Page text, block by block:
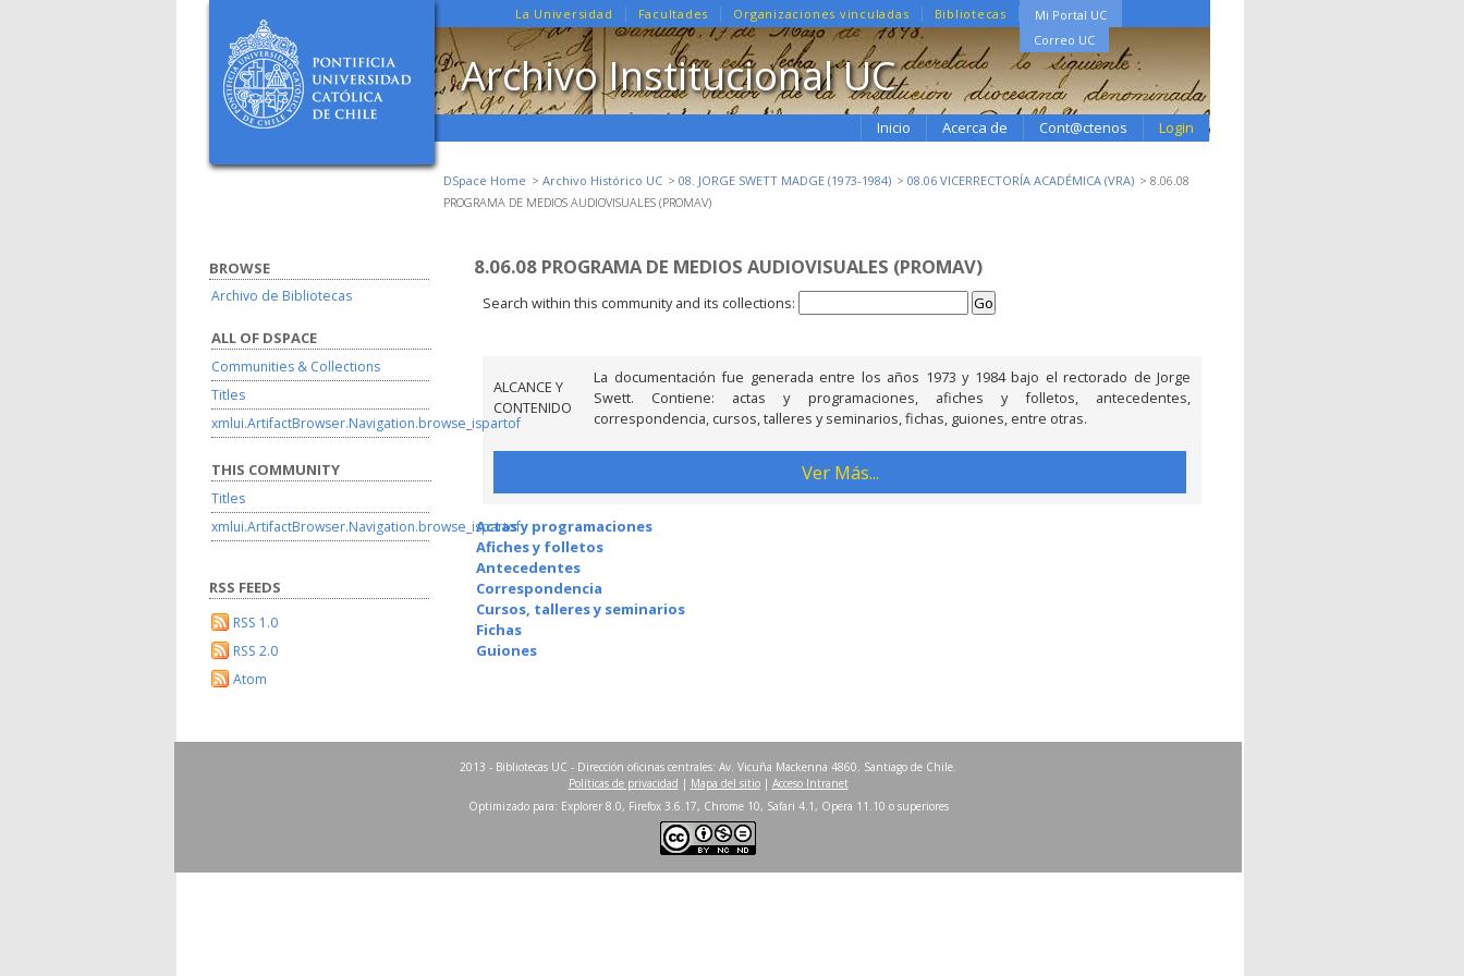
Mi Portal UC
Correo UC
La Universidad Facultades Organizaciones vinculadas Bibliotecas
Archivo Institucional UC
Login
Inicio Acerca de Cont@ctenos
DSpace Home Archivo Histórico UC 08. JORGE SWETT MADGE (1973-1984) 08.06 VICERRECTORÍA ACADÉMICA (VRA)
8.06.08
PROGRAMA DE MEDIOS AUDIOVISUALES (PROMAV)
8.06.08 PROGRAMA DE MEDIOS AUDIOVISUALES (PROMAV)
Search within this community and its collections:
ALCANCE Y
CONTENIDO
La documentación fue generada entre los años 1973 y 1984 bajo el rectorado de Jorge
Swett. Contiene: actas y programaciones, afiches y folletos, antecedentes,
correspondencia, cursos, talleres y seminarios, fichas, guiones, entre otras.
Ver Más...
Actas y programaciones
Afiches y folletos
Antecedentes
Correspondencia
Cursos, talleres y seminarios
Fichas
Guiones
BROWSE
Archivo de Bibliotecas
ALL OF DSPACE
Communities & Collections
Titles
xmlui.ArtifactBrowser.Navigation.browse_ispartof
THIS COMMUNITY
Titles
xmlui.ArtifactBrowser.Navigation.browse_ispartof
RSS FEEDS
RSS 1.0
RSS 2.0
Atom
2013 - Bibliotecas UC - Dirección oficinas centrales: Av. Vicuña Mackenna 4860. Santiago de Chile.
Políticas de privacidad | Mapa del sitio| Acceso Intranet
Optimizado para: Explorer 8.0, Firefox 3.6.17, Chrome 10, Safari 4.1, Opera 11.10 o superiores